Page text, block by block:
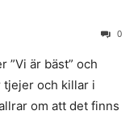
0
”Vi är bäst” och
tjejer och killar i
om att det finns